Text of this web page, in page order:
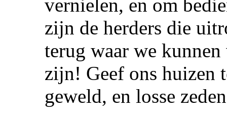
vernielen, en om
zijn de herders die
terug waar we
zijn! Geef ons huizen
geweld, en losse